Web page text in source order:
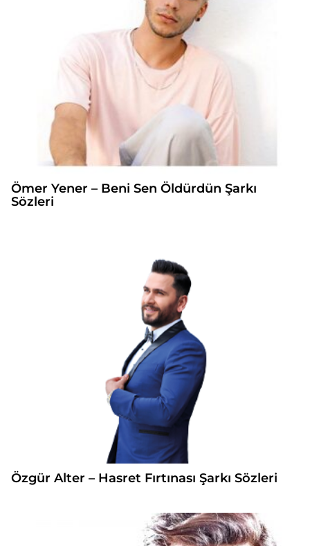
Ömer Yener – Beni Sen Öldürdün Şarkı
Sözleri
Özgür Alter – Hasret Fırtınası Şarkı Sözleri